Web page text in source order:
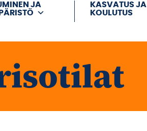
JA
KASVATUS JA
KOULUTUS